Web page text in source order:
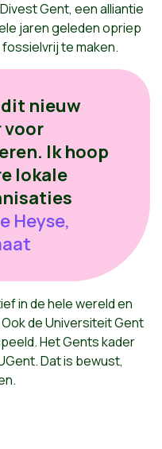
Gent, een alliantie
jaren geleden opriep
te maken.
nieuw
voor
Ik hoop
lokale
Heyse,
in de hele wereld en
de Universiteit Gent
Het Gents kader
Dat is bewust,